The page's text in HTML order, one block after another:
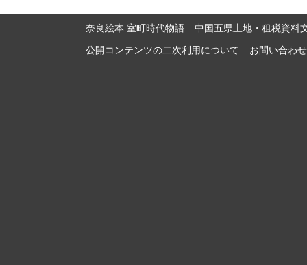
奈良絵本 室町時代物語
中国五県土地・租税資料
公開コンテンツの二次利用について
お問い合わせ